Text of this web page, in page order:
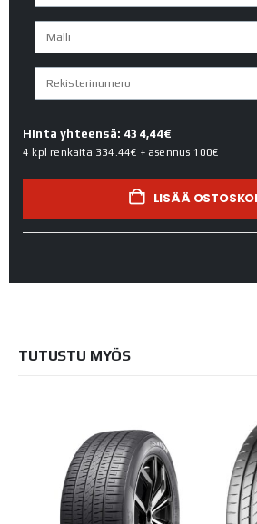
Hinta yhteensä: 434,44€
4 kpl renkaita 334.44€ + asennus 100€
LISÄÄ
TUTUSTU MYÖS